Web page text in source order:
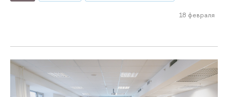
18 февраля